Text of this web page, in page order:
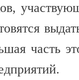
часть